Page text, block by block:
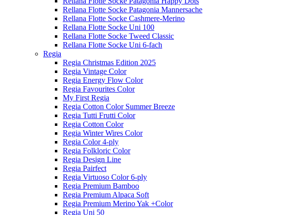
Rellana Flotte Socke Patagonia Mannersache
Rellana Flotte Socke Cashmere-Merino
Rellana Flotte Socke Uni 100
Rellana Flotte Socke Tweed Classic
Rellana Flotte Socke Uni 6-fach
Regia
Regia Christmas Edition 2025
Regia Vintage Color
Regia Energy Flow Color
Regia Favourites Color
My First Regia
Regia Cotton Color Summer Breeze
Regia Tutti Frutti Color
Regia Cotton Color
Regia Winter Wires Color
Regia Color 4-ply
Regia Folkloric Color
Regia Design Line
Regia Pairfect
Regia Virtuoso Color 6-ply
Regia Premium Bamboo
Regia Premium Alpaca Soft
Regia Premium Merino Yak +Color
Regia Uni 50